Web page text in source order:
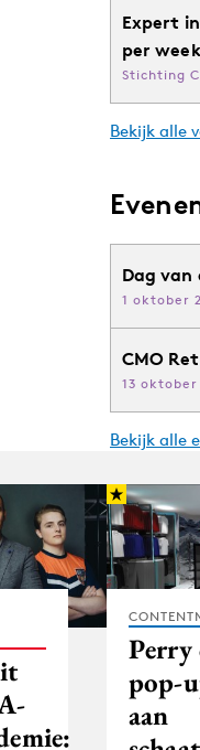
Expert
per
Stichting
Bekijk alle
Dag van
1 oktober
CMO
13 oktober
Bekijk alle
Perry
pop-
aan